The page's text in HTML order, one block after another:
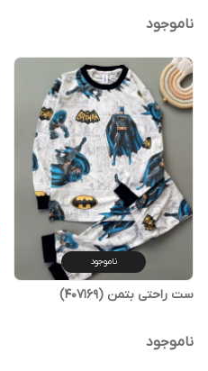
ناموجود
ناموجود
ست راحتی بتمن (407169)
ناموجود